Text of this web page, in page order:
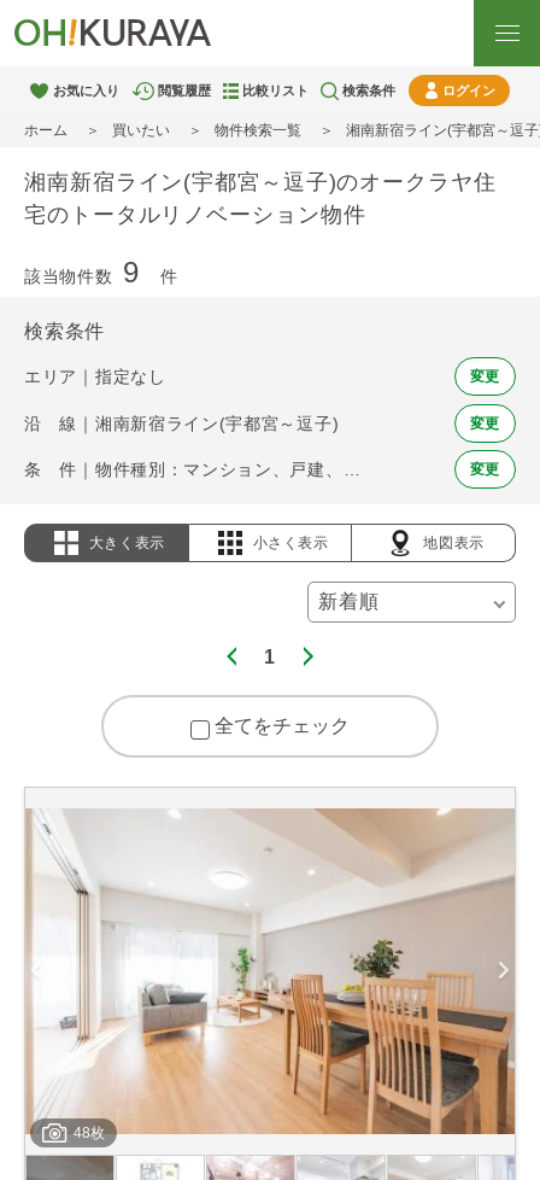
お気に入り 閲覧履歴 比較リスト 検索条件 ログイン
ホーム 買いたい 物件検索一覧 湘南新宿ライン(宇都宮～逗
湘南新宿ライン(宇都宮～逗子)のオークラヤ住
宅のトータルリノベーション物件
該当物件数 9 件
検索条件
エリア｜指定なし 変更
沿 線｜湘南新宿ライン(宇都宮～逗子) 変更
変更
大きく表示 小さく表示 地図表示
1
全てをチェック
48枚